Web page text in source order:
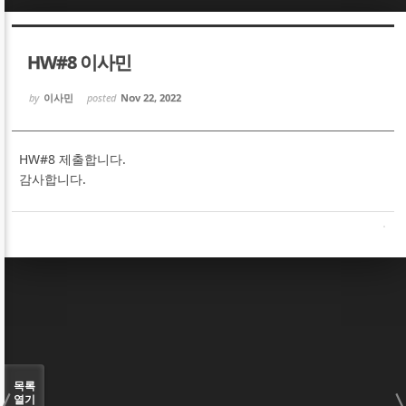
HW#8 이사민
by 이사민 posted Nov 22, 2022
HW#8 제출합니다.
감사합니다.
목록
열기
Sketchbook5, 스케치북5
Sketchbook5, 스케치북5
Sketchbook5, 스케치북5
Sketchbook5, 스케치북5